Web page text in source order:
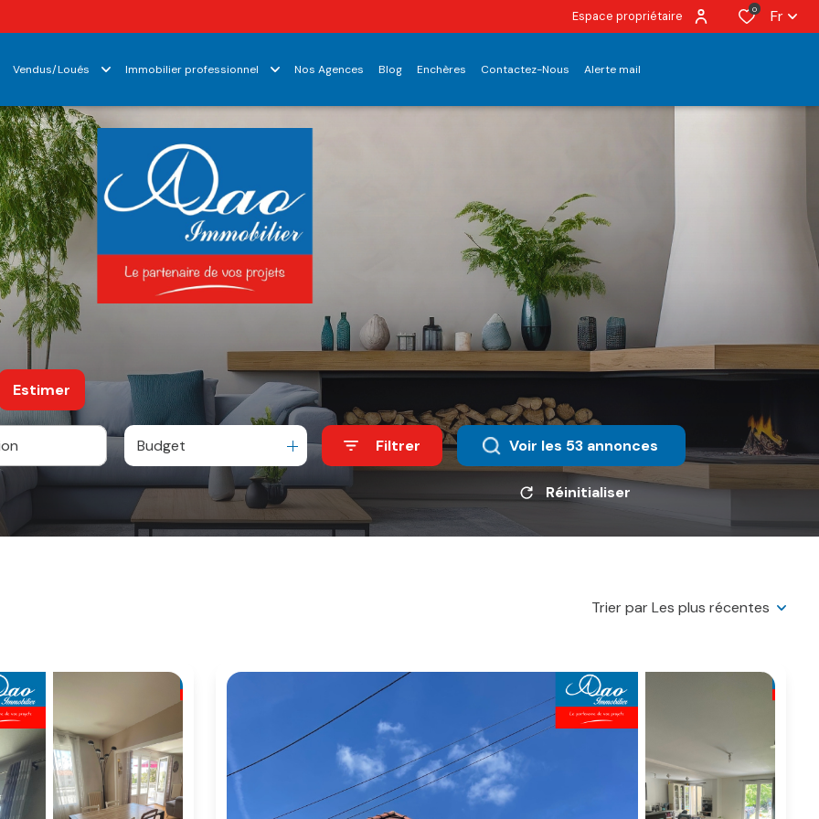
Espace propriétaire 0 Fr
Vendus/Loués Immobilier professionnel Nos Agences Blog Enchères Contactez-Nous Alerte mail
pro
Estimer
Budget Filtrer Voir les 53annonces
Réinitialiser
Trier par Les plus récentes